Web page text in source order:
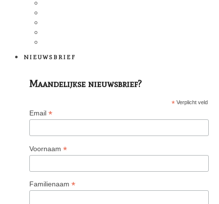
NIEUWSBRIEF
Maandelijkse nieuwsbrief?
*Verplicht veld
Email *
Voornaam *
Familienaam *